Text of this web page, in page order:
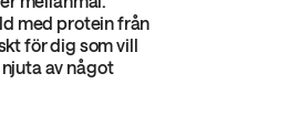
med protein från
för dig som vill
av något